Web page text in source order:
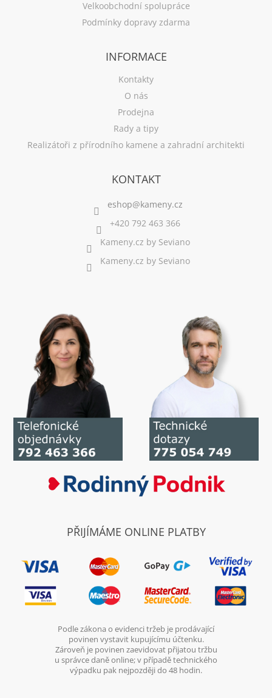
Velkoobchodní spolupráce
Podmínky dopravy zdarma
INFORMACE
Kontakty
O nás
Prodejna
Rady a tipy
Realizátoři z přírodního kamene a zahradní architekti
KONTAKT
+420 792 463 366
Kameny.cz by Seviano
Kameny.cz by Seviano
PŘIJÍMÁME ONLINE PLATBY
Podle zákona o evidenci tržeb je prodávající
povinen vystavit kupujícímu účtenku.
Zároveň je povinen zaevidovat přijatou tržbu
u správce daně online; v případě technického
výpadku pak nejpozději do 48 hodin.